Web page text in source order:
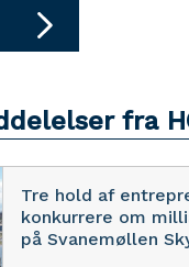
fra
Tre hold af
konkurrere om
på Svanemøllen